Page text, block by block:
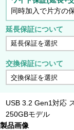
同時加入で片方の
延長保証について
交換保証について
USB 3.2 Gen1対応
250GBモデル
製品画像